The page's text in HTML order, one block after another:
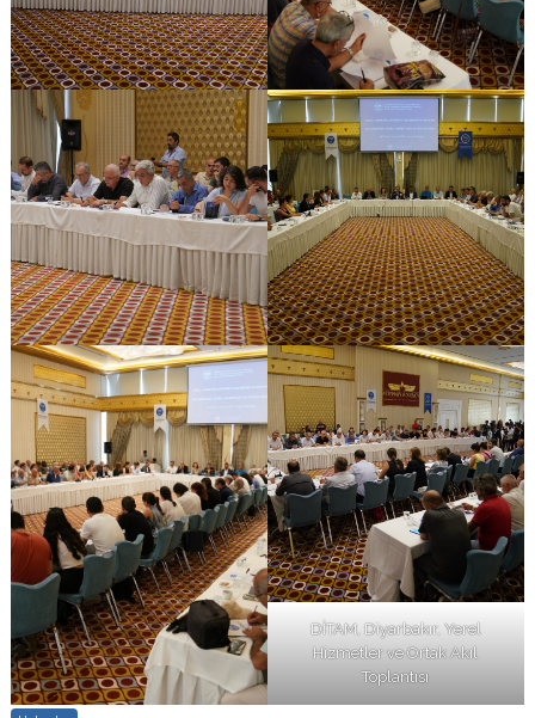
DİTAM, Diyarbakır, Yerel
Hizmetler ve Ortak Akıl
Toplantısı